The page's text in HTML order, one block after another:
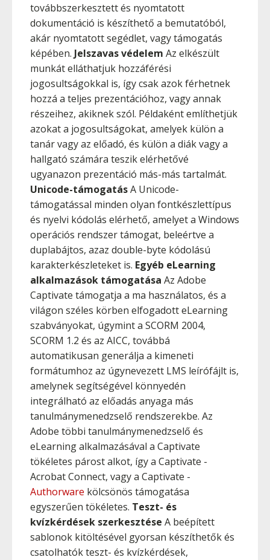
továbbszerkesztett és nyomtatott
dokumentáció is készíthető a bemutatóból,
akár nyomtatott segédlet, vagy támogatás
képében. Jelszavas védelem Az elkészült
munkát elláthatjuk hozzáférési
jogosultságokkal is, így csak azok férhetnek
hozzá a teljes prezentációhoz, vagy annak
részeihez, akiknek szól. Példaként említhetjük
azokat a jogosultságokat, amelyek külön a
tanár vagy az előadó, és külön a diák vagy a
hallgató számára teszik elérhetővé
ugyanazon prezentáció más-más tartalmát.
Unicode-támogatásA Unicode-
támogatással minden olyan fontkészlettípus
és nyelvi kódolás elérhető, amelyet a Windows
operációs rendszer támogat, beleértve a
duplabájtos, azaz double-byte kódolású
karakterkészleteket is. Egyéb eLearning
alkalmazások támogatása Az Adobe
Captivate támogatja a ma használatos, és a
világon széles körben elfogadott eLearning
szabványokat, úgymint a SCORM 2004,
SCORM 1.2 és az AICC, továbbá
automatikusan generálja a kimeneti
formátumhoz az úgynevezett LMS leírófájlt is,
amelynek segítségével könnyedén
integrálható az előadás anyaga más
tanulmánymenedzselő rendszerekbe. Az
Adobe többi tanulmánymenedzselő és
eLearning alkalmazásával a Captivate
tökéletes párost alkot, így a Captivate -
Acrobat Connect, vagy a Captivate -
Authorware kölcsönös támogatása
egyszerűen tökéletes. Teszt- és
kvízkérdések szerkesztése A beépített
sablonok kitöltésével gyorsan készíthetők és
csatolhatók teszt- és kvízkérdések,